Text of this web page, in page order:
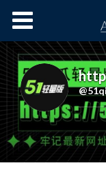
Cursos